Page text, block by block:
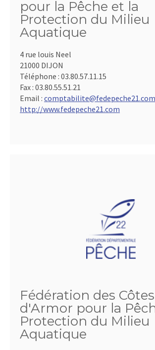
pour la Pêche et la
Protection du Milieu
Aquatique
4 rue louis Neel
21000 DIJON
Téléphone : 03.80.57.11.15
Fax : 03.80.55.51.21
Email : comptabilite@fedepeche21.com
http://www.fedepeche21.com
Fédération des Côtes
d'Armor pour la
Protection du Milieu
Aquatique